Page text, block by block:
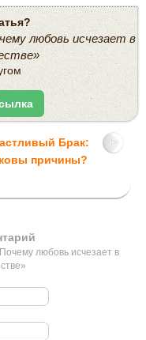
любовь исчезает в
Брак:
причины?
любовь исчезает в